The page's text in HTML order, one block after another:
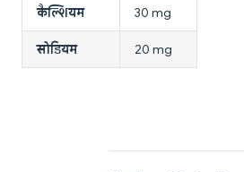
कैल्शियम 30 mg
सोडियम 20 mg